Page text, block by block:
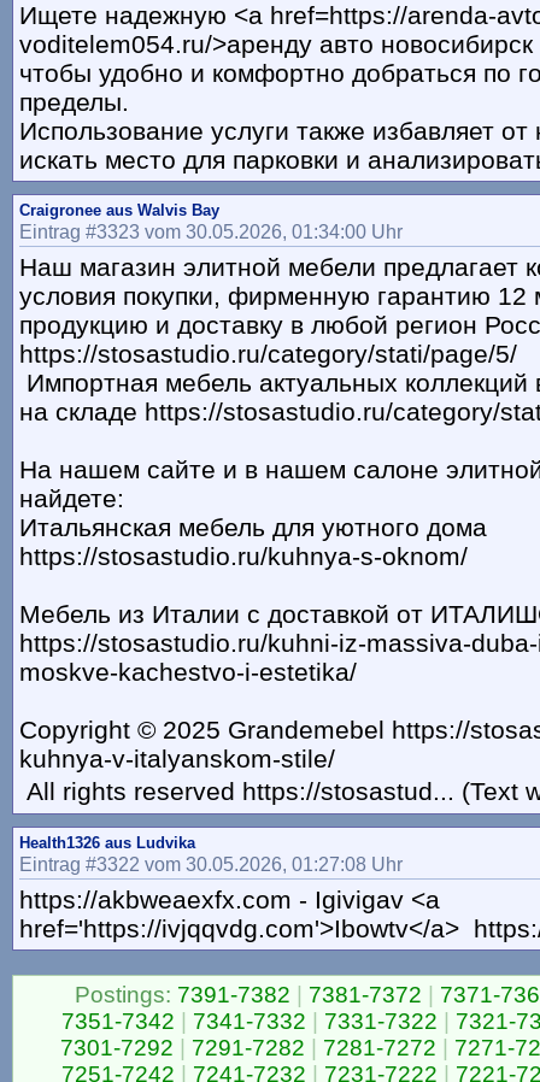
Ищете надежную <a href=https://arenda-
voditelem054.ru/>аренду авто
чтобы удобно и комфортно добраться по
пределы.
Использование услуги также избавляет
искать место для парковки и
Craigronee aus Walvis Bay
Eintrag #3323 vom 30.05.2026, 01:34:00 Uhr
Наш магазин элитной мебели предлагает
условия покупки, фирменную гарантию 12
продукцию и доставку в любой регион
https://stosastudio.ru/category/stati/page/5/
Импортная мебель актуальных коллекций
на складе https://stosastudio.ru/category/
На нашем сайте и в нашем салоне
найдете:
Итальянская мебель для уютного дома
https://stosastudio.ru/kuhnya-s-oknom/
Мебель из Италии с доставкой от
https://stosastudio.ru/kuhni-iz-massiva-
moskve-kachestvo-i-estetika/
Copyright © 2025 Grandemebel https://
kuhnya-v-italyanskom-stile/
All rights reserved https://stosastud... (Text
Health1326 aus Ludvika
Eintrag #3322 vom 30.05.2026, 01:27:08 Uhr
https://akbweaexfx.com - Igivigav <a
href='https://ivjqqvdg.com'>Ibowtv</a>
Postings: 7391-7382 7381-7372
7371-
7351-7342
7341-7332 7331-7322
7321-
7301-7292
7291-7282 7281-7272
7271-
7251-7242
7241-7232 7231-7222 7221-